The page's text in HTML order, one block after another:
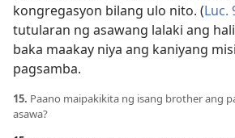
kongregasyon bilang ulo nito. (Luc.
tutularan ng asawang lalaki ang
baka maakay niya ang kaniyang
pagsamba.
15. Paano maipakikita ng isang brother ang
asawa?